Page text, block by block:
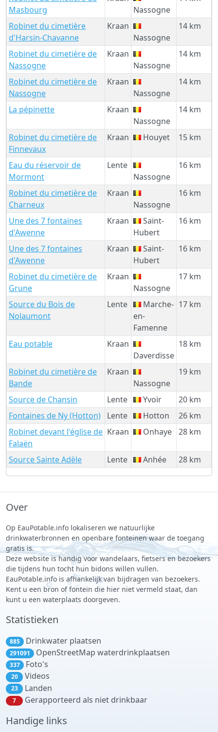
Masbourg
Nassogne
Robinet du cimetière
d'Harsin-Chavanne
Kraan
Nassogne
14 km
Robinet du cimetière de
Nassogne
Kraan
Nassogne
14 km
Robinet du cimetière de
Nassogne
Kraan
Nassogne
14 km
La pépinette
Kraan
Nassogne
14 km
Robinet du cimetière de
Finnevaux
Kraan Houyet 15 km
Eau du réservoir de
Mormont
Lente
Nassogne
16 km
Robinet du cimetière de
Charneux
Kraan
Nassogne
16 km
Une des 7 fontaines
d'Awenne
Kraan
Saint-
Hubert
16 km
Une des 7 fontaines
d'Awenne
Kraan
Saint-
Hubert
16 km
Robinet du cimetière de
Grune
Kraan
Nassogne
17 km
Source du Bois de
Nolaumont
Lente
Marche-
en-
Famenne
17 km
Eau potable
Kraan
Daverdisse
18 km
Robinet du cimetière de
Bande
Kraan
Nassogne
19 km
Source de Chansin Lente Yvoir
20 km
Fontaines de Ny (Hotton)
Lente Hotton
26 km
Robinet devant l'église de
Falaën
Kraan Onhaye 28 km
Source Sainte Adèle Lente Anhée 28 km
Over
Op EauPotable.info lokaliseren we natuurlijke
drinkwaterbronnen en openbare fonteinen waar de toegang
gratis is.
Deze website is handig voor wandelaars, fietsers en bezoekers
die tijdens hun tocht hun bidons willen vullen.
EauPotable.info is afhankelijk van bijdragen van bezoekers.
Kent u een bron of fontein die hier niet vermeld staat, dan
kunt u een waterplaats doorgeven.
Statistieken
885 Drinkwater plaatsen
291091 OpenStreetMap waterdrinkplaatsen
337 Foto's
20 Videos
23 Landen
7 Gerapporteerd als niet drinkbaar
Handige links